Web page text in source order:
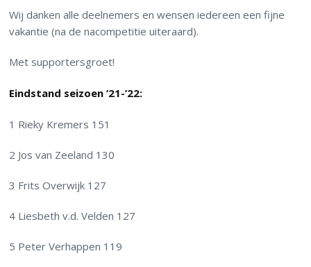
Wij danken alle deelnemers en wensen iedereen een fijne
vakantie (na de nacompetitie uiteraard).
Met supportersgroet!
Eindstand seizoen ’21-’22:
1 Rieky Kremers 151
2 Jos van Zeeland 130
3 Frits Overwijk 127
4 Liesbeth v.d. Velden 127
5 Peter Verhappen 119